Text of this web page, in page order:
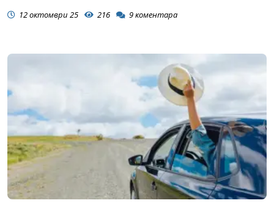
12 октомври 25 216 9коментара